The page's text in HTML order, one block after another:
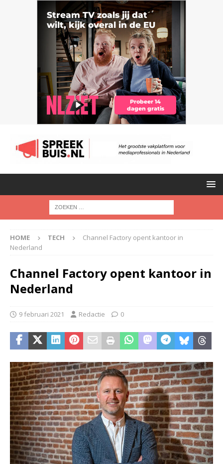
HOME TECH
Channel Factory opent kantoor in
Nederland
Channel Factory opent kantoor in
Nederland
9 februari 2021 Redactie 0